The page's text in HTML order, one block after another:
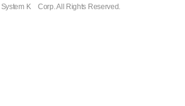
K Corp. All Rights Reserved.